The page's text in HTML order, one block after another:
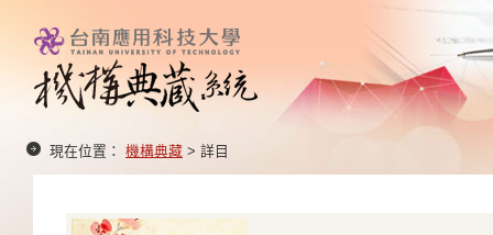
現在位置： 機構典藏 > 詳目